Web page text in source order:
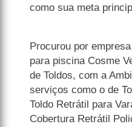
como sua meta
Procurou por
para piscina Cosme
de Toldos, com a
serviços como o de
Toldo Retrátil para
Cobertura Retrátil